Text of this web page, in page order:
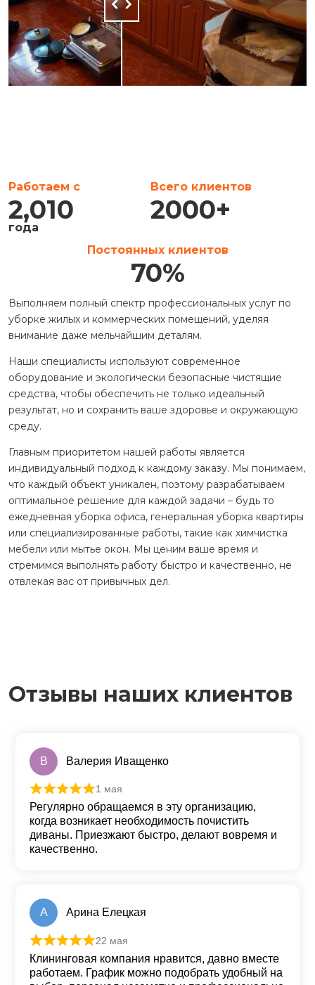
Работаем с
2,010
года
Всего клиентов
2000+
Постоянных клиентов
70%
Выполняем полный спектр профессиональных услуг по
уборке жилых и коммерческих помещений, уделяя
внимание даже мельчайшим деталям.
Наши специалисты используют современное
оборудование и экологически безопасные чистящие
средства, чтобы обеспечить не только идеальный
результат, но и сохранить ваше здоровье и окружающую
среду.
Главным приоритетом нашей работы является
индивидуальный подход к каждому заказу. Мы понимаем,
что каждый объект уникален, поэтому разрабатываем
оптимальное решение для каждой задачи – будь то
ежедневная уборка офиса, генеральная уборка квартиры
или специализированные работы, такие как химчистка
мебели или мытье окон. Мы ценим ваше время и
стремимся выполнять работу быстро и качественно, не
отвлекая вас от привычных дел.
Отзывы наших клиентов
В Валерия Иващенко
Оценка
1 мая
Регулярно обращаемся в эту организацию,
когда возникает необходимость почистить
диваны. Приезжают быстро, делают вовремя и
качественно.
А Арина Елецкая
Оценка
22 мая
Клининговая компания нравится, давно вместе
работаем. График можно подобрать удобный на